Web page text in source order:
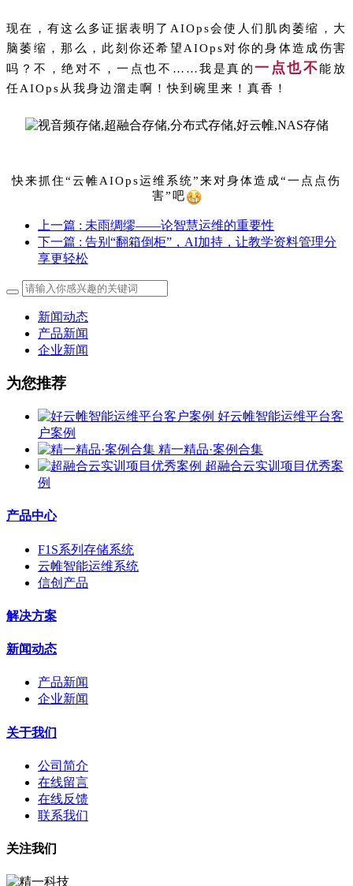
现在，有这么多证据表明了AIOps会使人们肌肉萎缩，大
脑萎缩，那么，此刻你还希望AIOps对你的身体造成伤害
吗？不，绝对不，一点也不……我是真的一点也不能放
任AIOps从我身边溜走啊！快到碗里来！真香！
快来抓住“云帷AIOps运维系统”来对身体造成“一点点伤
害”吧
上一篇 : 未雨绸缪——论智慧运维的重要性
下一篇 : 告别“翻箱倒柜”，AI加持，让教学资料管理分
享更轻松
新闻动态
产品新闻
企业新闻
为您推荐
好云帷智能运维平台客
户案例
精一精品·案例合集
超融合云实训项目优秀案
例
产品中心
F1S系列存储系统
云帷智能运维系统
信创产品
解决方案
新闻动态
产品新闻
企业新闻
关于我们
公司简介
在线留言
在线反馈
联系我们
关注我们